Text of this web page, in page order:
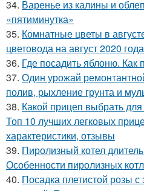
34. Варенье из калины и
«пятиминутка»
35. Комнатные цветы в
цветовода на август 2020 года
36. Где посадить яблоню. Как
37. Один урожай
полив, рыхление грунта и
38. Какой прицеп выбрать
Топ 10 лучших легковых
характеристики, отзывы
39. Пиролизный котел
Особенности пиролизных
40. Посадка плетистой розы с